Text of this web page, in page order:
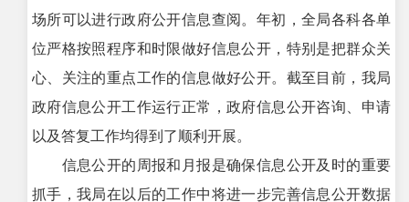
场所可以进行政府公开信息查阅。年初，全局各科各单
位严格按照程序和时限做好信息公开，特别是把群众关
心、关注的重点工作的信息做好公开。截至目前，我局
政府信息公开工作运行正常，政府信息公开咨询、申请
以及答复工作均得到了顺利开展。
信息公开的周报和月报是确保信息公开及时的重要
抓手，我局在以后的工作中将进一步完善信息公开数据